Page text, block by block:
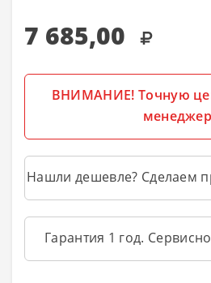
7 685,00
ВНИМАНИЕ! Точную
Нашли дешевле? Сделаем
Гарантия 1 год.